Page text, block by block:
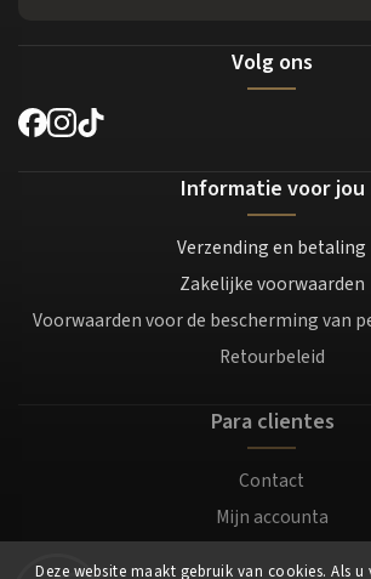
Deze website maakt gebruik van cookies. Als u
Volg ons
Informatie voor jou
Verzending en betaling
Zakelijke voorwaarden
Voorwaarden voor de bescherming van
Retourbeleid
Para clientes
Contact
Mijn accounta